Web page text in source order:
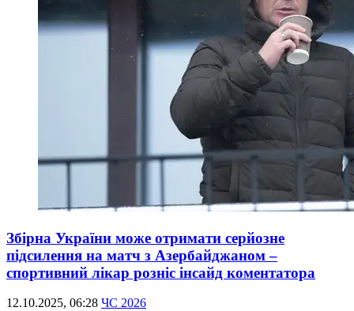
Збірна України може отримати серйозне
підсилення на матч з Азербайджаном –
спортивний лікар розніс інсайд коментатора
12.10.2025, 06:28 ЧС 2026